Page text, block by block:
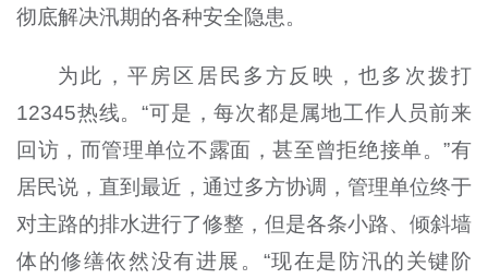
彻底解决汛期的各种安全隐患。
为此，平房区居民多方反映，也多次拨打
12345热线。“可是，每次都是属地工作人员前来
回访，而管理单位不露面，甚至曾拒绝接单。”有
居民说，直到最近，通过多方协调，管理单位终于
对主路的排水进行了修整，但是各条小路、倾斜墙
体的修缮依然没有进展。“现在是防汛的关键阶